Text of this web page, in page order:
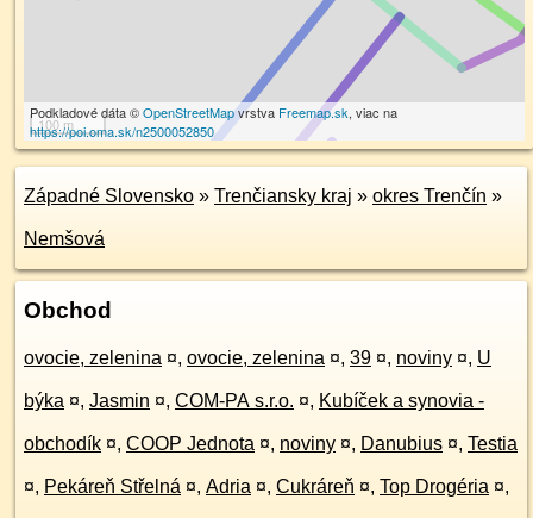
100 m
Podkladové dáta ©OpenStreetMapvrstva Freemap.sk, viac na
https://poi.oma.sk/n2500052850
Západné Slovensko » Trenčiansky kraj » okres Trenčín »
Nemšová
Obchod
ovocie, zelenina ¤, ovocie, zelenina ¤, 39 ¤, noviny ¤, U
býka ¤, Jasmin ¤, COM-PA s.r.o. ¤, Kubíček a synovia -
obchodík ¤, COOP Jednota ¤, noviny ¤, Danubius ¤, Testia
¤, Pekáreň Střelná ¤, Adria ¤, Cukráreň ¤, Top Drogéria ¤,